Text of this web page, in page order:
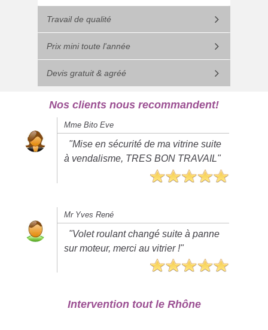
Travail de qualité
Prix mini toute l'année
Devis gratuit & agréé
Nos clients nous recommandent!
Mme Bito Eve
"Mise en sécurité de ma vitrine suite
à vendalisme, TRES BON TRAVAIL"
Mr Yves René
"Volet roulant changé suite à panne
sur moteur, merci au vitrier !"
Intervention tout le Rhône